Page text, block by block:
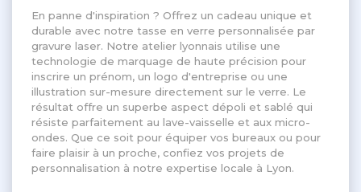
En panne d'inspiration ? Offrez un cadeau unique et
durable avec notre tasse en verre personnalisée par
gravure laser. Notre atelier lyonnais utilise une
technologie de marquage de haute précision pour
inscrire un prénom, un logo d'entreprise ou une
illustration sur-mesure directement sur le verre. Le
résultat offre un superbe aspect dépoli et sablé qui
résiste parfaitement au lave-vaisselle et aux micro-
ondes. Que ce soit pour équiper vos bureaux ou pour
faire plaisir à un proche, confiez vos projets de
personnalisation à notre expertise locale à Lyon.